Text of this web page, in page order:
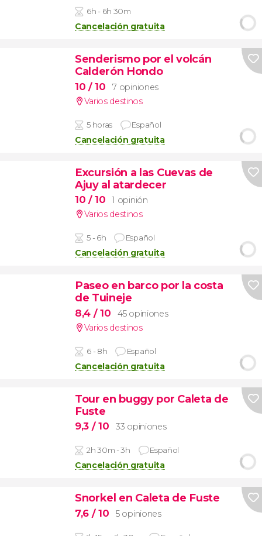
6h - 6h 30m
Cancelación gratuita
Senderismo por el volcán
Calderón Hondo
10 / 10
7 opiniones
Varios destinos
5 horas Español
Cancelación gratuita
Excursión a las Cuevas de
Ajuy al atardecer
10 / 10
1 opinión
Varios destinos
5 - 6h Español
Cancelación gratuita
Paseo en barco por la costa
de Tuineje
8,4 / 10
45 opiniones
Varios destinos
6 - 8h Español
Cancelación gratuita
Tour en buggy por Caleta de
Fuste
9,3 / 10 33 opiniones
2h 30m - 3h Español
Cancelación gratuita
Snorkel en Caleta de Fuste
7,6 / 10 5 opiniones